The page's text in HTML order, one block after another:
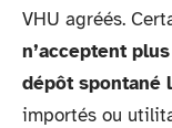
VHU agréés.
n’acceptent
dépôt spontané
importés ou